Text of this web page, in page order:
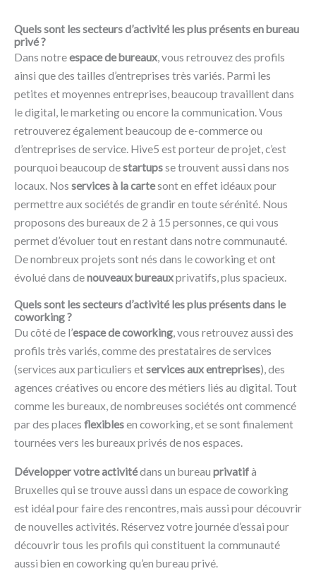
Quels sont les secteurs d’activité les plus présents en bureau
privé ?
Dans notreespace de bureaux, vous retrouvez des profils
ainsi que des tailles d’entreprises très variés. Parmi les
petites et moyennes entreprises, beaucoup travaillent dans
le digital, le marketing ou encore la communication. Vous
retrouverez également beaucoup de e-commerce ou
d’entreprises de service. Hive5 est porteur de projet, c’est
pourquoi beaucoup destartupsse trouvent aussi dans nos
locaux. Nos services à la cartesont en effet idéaux pour
permettre aux sociétés de grandir en toute sérénité. Nous
proposons des bureaux de 2 à 15 personnes, ce qui vous
permet d’évoluer tout en restant dans notre communauté.
De nombreux projets sont nés dans le coworking et ont
évolué dans denouveaux bureauxprivatifs, plus spacieux.
Quels sont les secteurs d’activité les plus présents dans le
coworking ?
Du côté de l’espace de coworking , vous retrouvez aussi des
profils très variés, comme des prestataires de services
(services aux particuliers etservices aux entreprises), des
agences créatives ou encore des métiers liés au digital. Tout
comme les bureaux, de nombreuses sociétés ont commencé
par des places flexiblesen coworking, et se sont finalement
tournées vers les bureaux privés de nos espaces.
Développer votre activitédans un bureau privatifà
Bruxelles qui se trouve aussi dans un espace de coworking
est idéal pour faire des rencontres, mais aussi pour découvrir
de nouvelles activités. Réservez votre journée d’essai pour
découvrir tous les profils qui constituent la communauté
aussi bien en coworking qu’en bureau privé.